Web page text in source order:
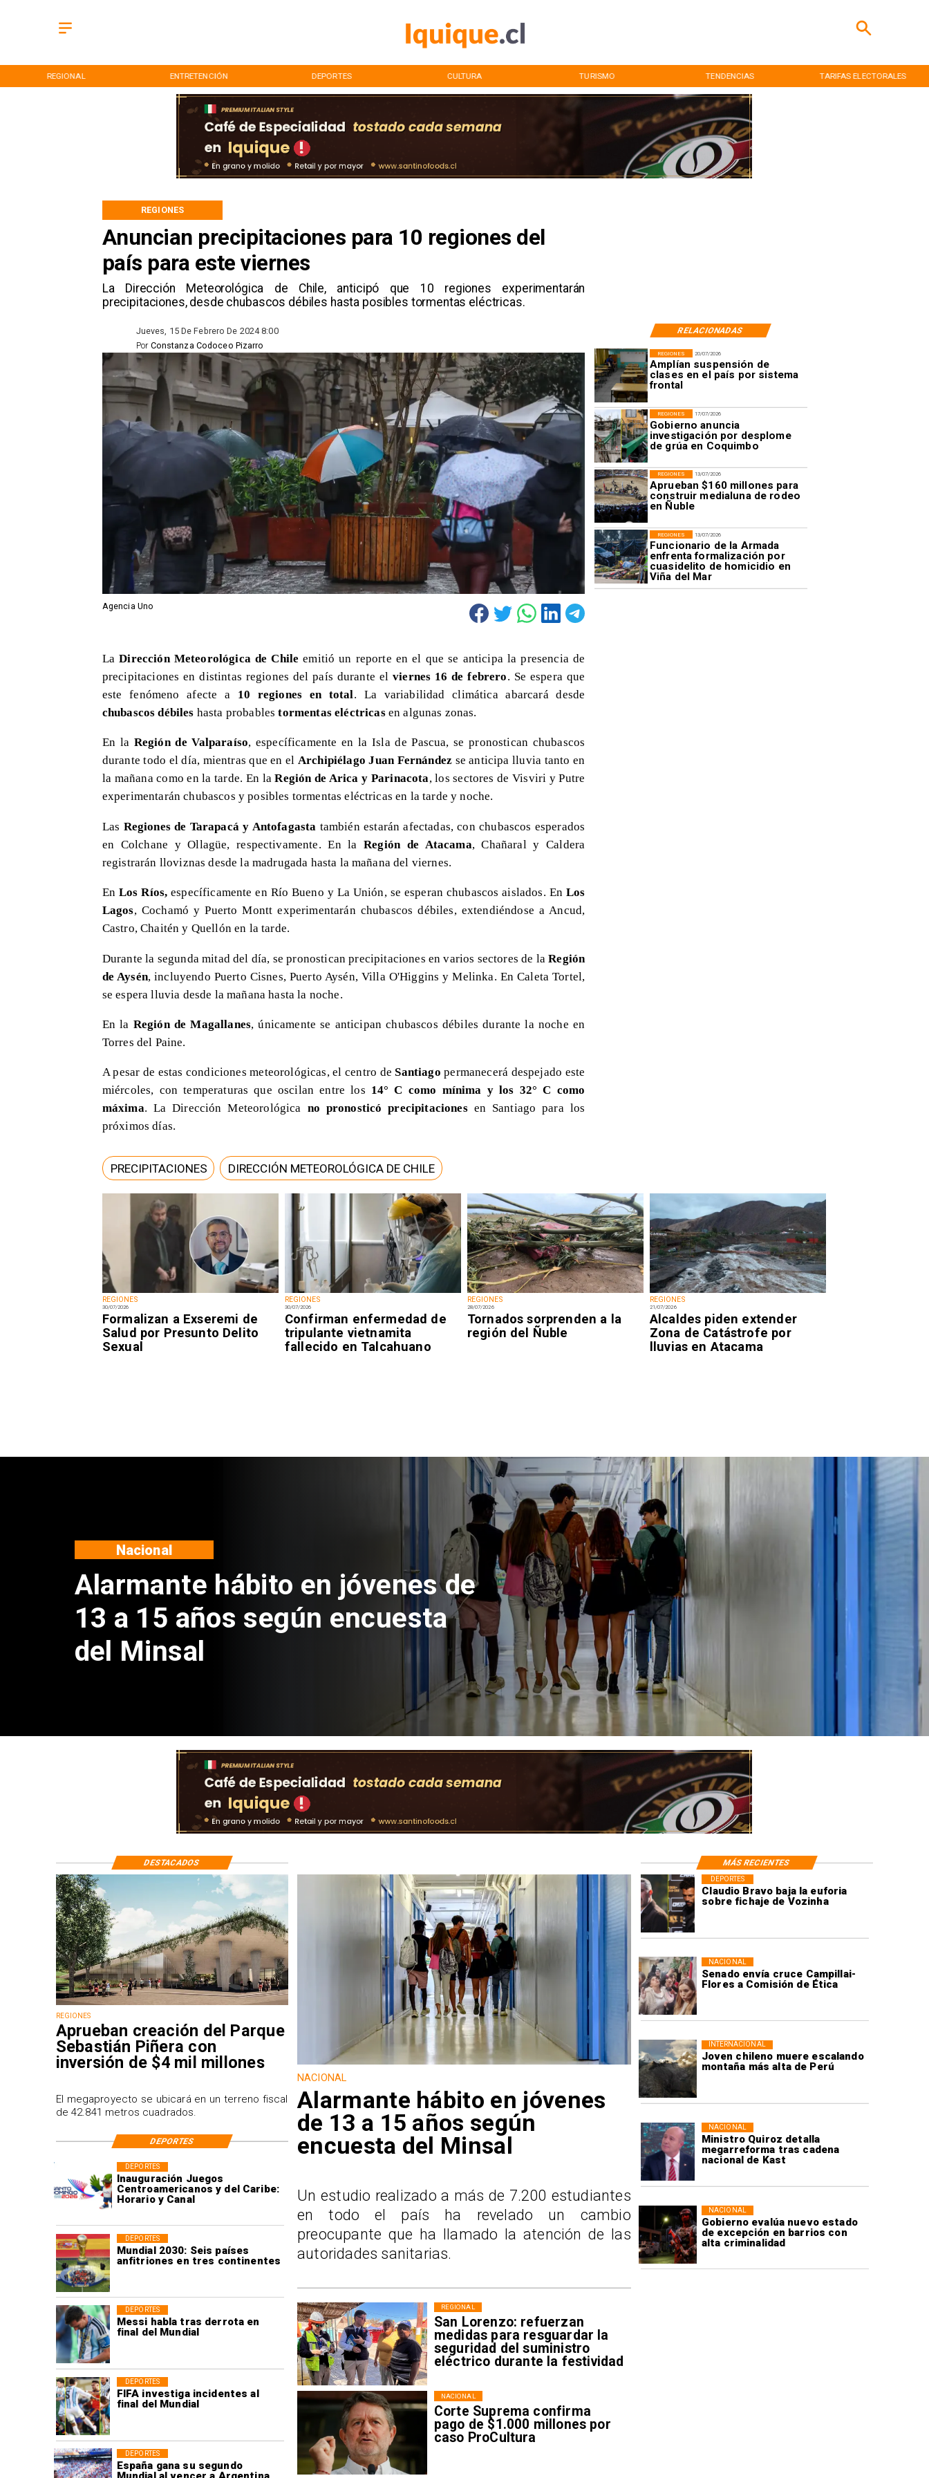
REGIONAL ENTRETENCIÓN DEPORTES CULTURA TURISMO TENDENCIAS TARIFAS ELECTORALES
Anuncian precipitaciones para 10 regiones del
país para este viernes
La Dirección Meteorológica de Chile, anticipó que 10 regiones experimentarán
precipitaciones, desde chubascos débiles hasta posibles tormentas eléctricas.
REGIONES
RELACIONADAS
Jueves, 15 De Febrero De 2024 8:00
Constanza Codoceo Pizarro
Por
Agencia Uno
REGIONES
30/07/2026
Formalizan a Exseremi de
Salud por Presunto Delito
Sexual
REGIONES
30/07/2026
Confirman enfermedad de
tripulante vietnamita
fallecido en Talcahuano
REGIONES
28/07/2026
Tornados sorprenden a la
región del Ñuble
REGIONES
21/07/2026
Alcaldes piden extender
Zona de Catástrofe por
lluvias en Atacama
20/07/2026
Amplían suspensión de
clases en el país por sistema
frontal
REGIONES
17/07/2026
Gobierno anuncia
investigación por desplome
de grúa en Coquimbo
REGIONES
13/07/2026
Aprueban $160 millones para
construir medialuna de rodeo
en Ñuble
REGIONES
13/07/2026
Funcionario de la Armada
enfrenta formalización por
cuasidelito de homicidio en
Viña del Mar
REGIONES
​LaDirección Meteorológica de Chile emitió un reporte en el que se anticipa la presencia de
precipitaciones en distintas regiones del país durante elviernes 16 de febrero. Se espera que
este fenómeno afecte a 10 regiones en total. La variabilidad climática abarcará desde
chubascos débiles hasta probables tormentas eléctricasen algunas zonas.
​En la Región de Valparaíso, específicamente en la Isla de Pascua, se pronostican chubascos
durante todo el día, mientras que en el Archipiélago Juan Fernández se anticipa lluvia tanto en
la mañana como en la tarde. En laRegión de Arica y Parinacota, los sectores de Visviri y Putre
experimentarán chubascos y posibles tormentas eléctricas en la tarde y noche.
​Las Regiones de Tarapacá y Antofagasta también estarán afectadas, con chubascos esperados
en Colchane y Ollagüe, respectivamente. En laRegión de Atacama, Chañaral y Caldera
registrarán lloviznas desde la madrugada hasta la mañana del viernes.
​EnLos Ríos,específicamente en Río Bueno y La Unión, se esperan chubascos aislados. EnLos
Lagos, Cochamó y Puerto Montt experimentarán chubascos débiles, extendiéndose a Ancud,
Castro, Chaitén y Quellón en la tarde.
​Durante la segunda mitad del día, se pronostican precipitaciones en varios sectores de laRegión
de Aysén, incluyendo Puerto Cisnes, Puerto Aysén, Villa O'Higgins y Melinka. En Caleta Tortel,
se espera lluvia desde la mañana hasta la noche.
​En la Región de Magallanes, únicamente se anticipan chubascos débiles durante la noche en
Torres del Paine.
​A pesar de estas condiciones meteorológicas, el centro deSantiago permanecerá despejado este
miércoles, con temperaturas que oscilan entre los 14° C como mínima y los 32° C como
máxima. La Dirección Meteorológica no pronosticó precipitacionesen Santiago para los
próximos días.
PRECIPITACIONES DIRECCIÓN METEOROLÓGICA DE CHILE
Aprueban creación del Parque
Sebastián Piñera con inversión
de $4 mil millones
Regiones
Claudio Bravo baja la euforia
sobre fichaje de Vozinha
DEPORTES
Senado envía cruce Campillai-
Flores a Comisión de Ética
NACIONAL
Joven chileno muere escalando
montaña más alta de Perú
INTERNACIONAL
Ministro Quiroz detalla
megarreforma tras cadena
nacional de Kast
NACIONAL
Gobierno evalúa nuevo estado
de excepción en barrios con
alta criminalidad
NACIONAL
Inauguración Juegos
Centroamericanos y del Caribe:
Horario y Canal
DEPORTES
Mundial 2030: Seis países
anfitriones en tres continentes
DEPORTES
Messi habla tras derrota en
final del Mundial
DEPORTES
FIFA investiga incidentes al
final del Mundial
DEPORTES
España gana su segundo
DEPORTES
San Lorenzo: refuerzan
medidas para resguardar la
seguridad del suministro
eléctrico durante la festividad
REGIONAL
Corte Suprema confirma
pago de $1.000 millones por
caso ProCultura
NACIONAL
REGIONES
Aprueban creación del Parque
Sebastián Piñera con
inversión de $4 mil millones
El megaproyecto se ubicará en un terreno fiscal
de 42.841 metros cuadrados.
NACIONAL
Alarmante hábito en jóvenes
de 13 a 15 años según
encuesta del Minsal
Un estudio realizado a más de 7.200 estudiantes
en todo el país ha revelado un cambio
preocupante que ha llamado la atención de las
autoridades sanitarias.
DESTACADOS MÁS RECIENTES
DEPORTES